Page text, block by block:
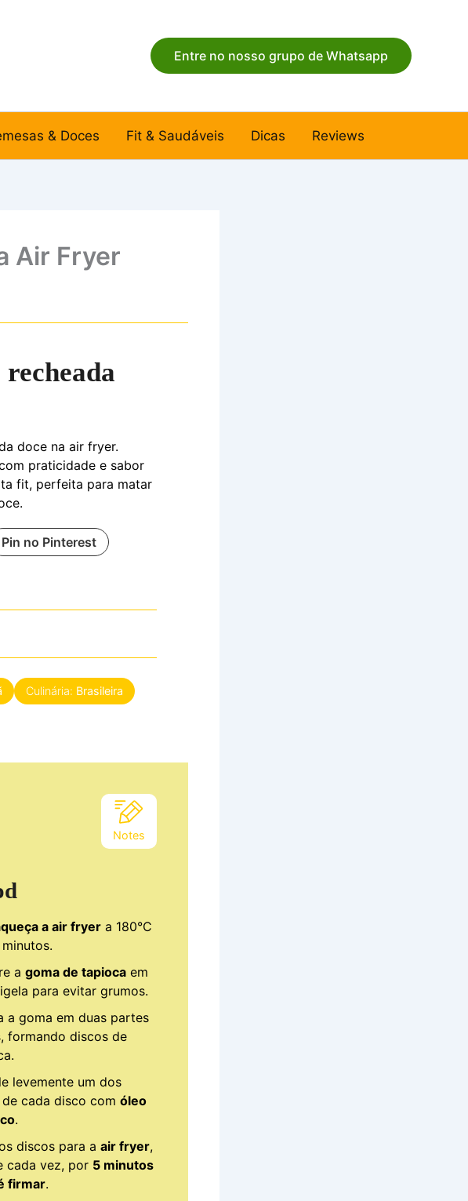
Entre no nosso grupo de Whatsapp
& Doces Fit & Saudáveis Dicas Reviews
Air Fryer
doce na air fryer.
praticidade e sabor
fit, perfeita para matar
Pin no Pinterest
Culinária: Brasileira
Notes
a air fryer a 180°C
a goma de tapioca em
para evitar grumos.
a goma em duas partes
formando discos de
levemente um dos
cada disco com óleo
.
discos para a air fryer,
cada vez, por 5 minutos
firmar.